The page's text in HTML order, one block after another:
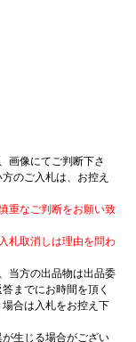
画像にてご判断下さ
のご入札は、お控え
重なご判断をお願い致
札取消しは理由を問わ
当方の出品物は出品委
までにお時間を頂く
合は入札をお控え下
生じる場合がござい